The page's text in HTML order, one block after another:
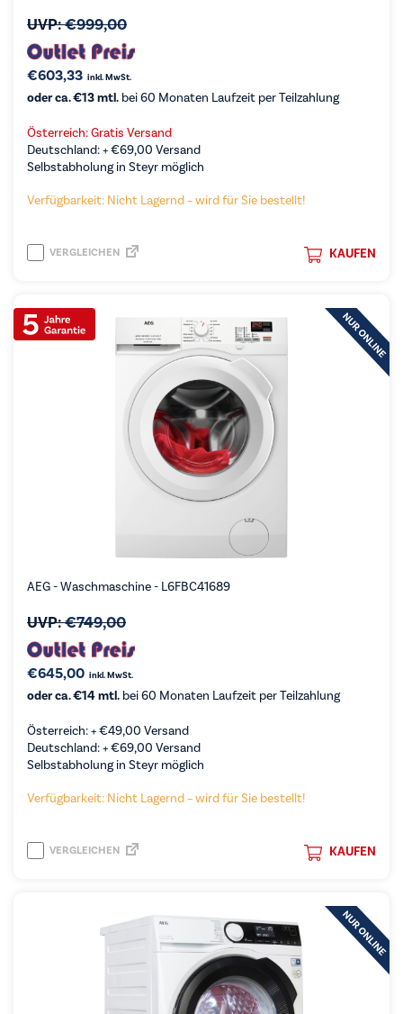
UVP:€999,00
€603,33 inkl. MwSt.
oder ca. €13 mtl. bei 60 Monaten Laufzeit per Teilzahlung
Österreich: Gratis Versand
Deutschland: +€69,00 Versand
Selbstabholung in Steyr möglich
Verfügbarkeit: Nicht Lagernd – wird für Sie bestellt!
KAUFEN
VERGLEICHEN
AEG - Waschmaschine - L6FBC41689
UVP:€749,00
€645,00 inkl. MwSt.
oder ca. €14 mtl. bei 60 Monaten Laufzeit per Teilzahlung
Österreich: +€49,00 Versand
Deutschland: +€69,00 Versand
Selbstabholung in Steyr möglich
Verfügbarkeit: Nicht Lagernd – wird für Sie bestellt!
KAUFEN
VERGLEICHEN